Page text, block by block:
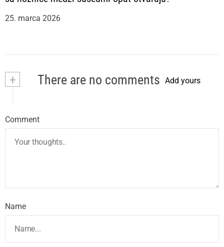
25. marca 2026
+ There are no comments Add yours
Comment
Name